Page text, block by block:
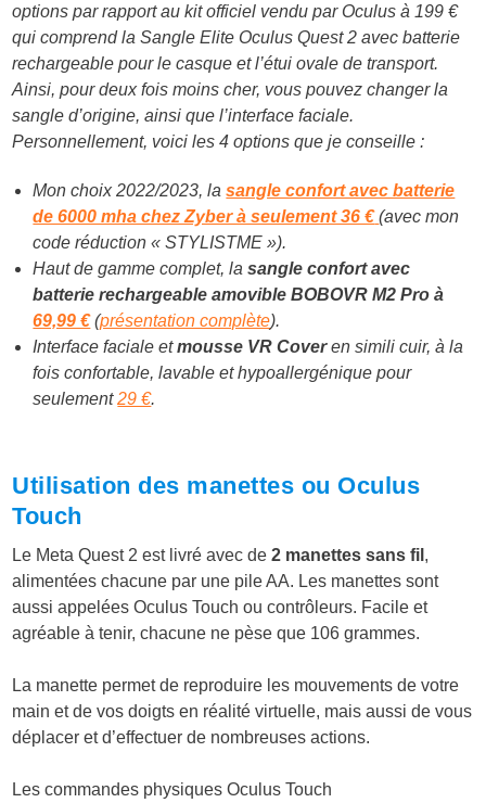
options par rapport au kit officiel vendu par Oculus à 199 €
qui comprend la Sangle Elite Oculus Quest 2 avec batterie
rechargeable pour le casque et l’étui ovale de transport.
Ainsi, pour deux fois moins cher, vous pouvezchanger la
sangle d’origine, ainsi que l’interface faciale.
Personnellement, voici les 4 options que je conseille :
Mon choix 2022/2023, lasangle confort avec batterie
de 6000 mha chez Zyber à seulement 36 € (avec mon
code réduction « STYLISTME »).
Haut de gamme complet, lasangle confort avec
batterie rechargeable amovible BOBOVR M2 Pro à
69,99 €(présentation complète).
Interface faciale etmousse VR Coveren simili cuir, à la
fois confortable, lavable et hypoallergénique pour
seulement29 €.
Utilisation des manettes ou Oculus
Touch
Le Meta Quest 2 est livré avec de2 manettes sans fil ,
alimentées chacune par une pile AA. Les manettes sont
aussi appelées Oculus Touch ou contrôleurs. Facile et
agréable à tenir, chacune ne pèse que 106 grammes.
La manette permet de reproduire les mouvements de votre
main et de vos doigts en réalité virtuelle, mais aussi de vous
déplacer et d’effectuer de nombreuses actions.
Les commandes physiques Oculus Touch